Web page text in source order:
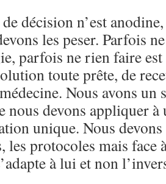
décision n’est anodine,
les peser. Parfois
parfois ne rien faire
toute prête, de
Nous avons un
nous devons appliquer à
unique. Nous
les protocoles mais face
à lui et non